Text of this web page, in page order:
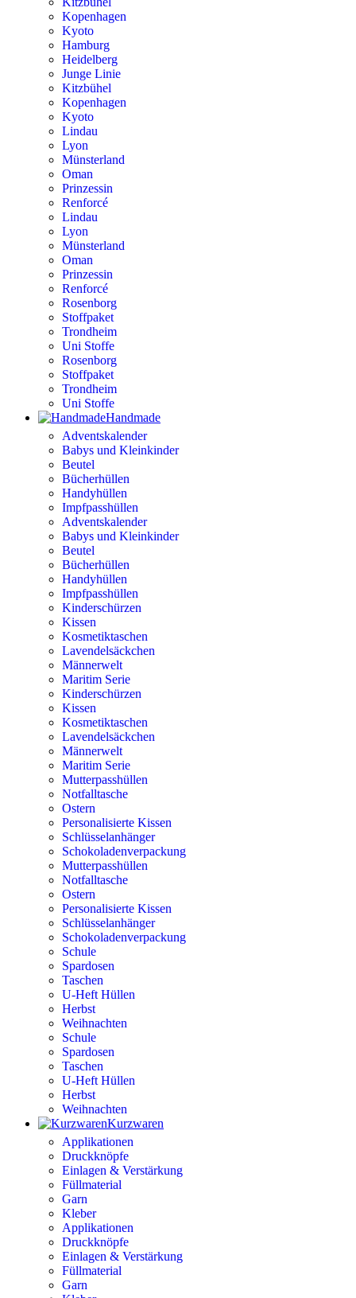
Kopenhagen
Kyoto
Hamburg
Heidelberg
Junge Linie
Kitzbühel
Kopenhagen
Kyoto
Lindau
Lyon
Münsterland
Oman
Prinzessin
Renforcé
Lindau
Lyon
Münsterland
Oman
Prinzessin
Renforcé
Rosenborg
Stoffpaket
Trondheim
Uni Stoffe
Rosenborg
Stoffpaket
Trondheim
Uni Stoffe
Handmade
Adventskalender
Babys und Kleinkinder
Beutel
Bücherhüllen
Handyhüllen
Impfpasshüllen
Adventskalender
Babys und Kleinkinder
Beutel
Bücherhüllen
Handyhüllen
Impfpasshüllen
Kinderschürzen
Kissen
Kosmetiktaschen
Lavendelsäckchen
Männerwelt
Maritim Serie
Kinderschürzen
Kissen
Kosmetiktaschen
Lavendelsäckchen
Männerwelt
Maritim Serie
Mutterpasshüllen
Notfalltasche
Ostern
Personalisierte Kissen
Schlüsselanhänger
Schokoladenverpackung
Mutterpasshüllen
Notfalltasche
Ostern
Personalisierte Kissen
Schlüsselanhänger
Schokoladenverpackung
Schule
Spardosen
Taschen
U-Heft Hüllen
Herbst
Weihnachten
Schule
Spardosen
Taschen
U-Heft Hüllen
Herbst
Weihnachten
Kurzwaren
Applikationen
Druckknöpfe
Einlagen & Verstärkung
Füllmaterial
Garn
Kleber
Applikationen
Druckknöpfe
Einlagen & Verstärkung
Füllmaterial
Garn